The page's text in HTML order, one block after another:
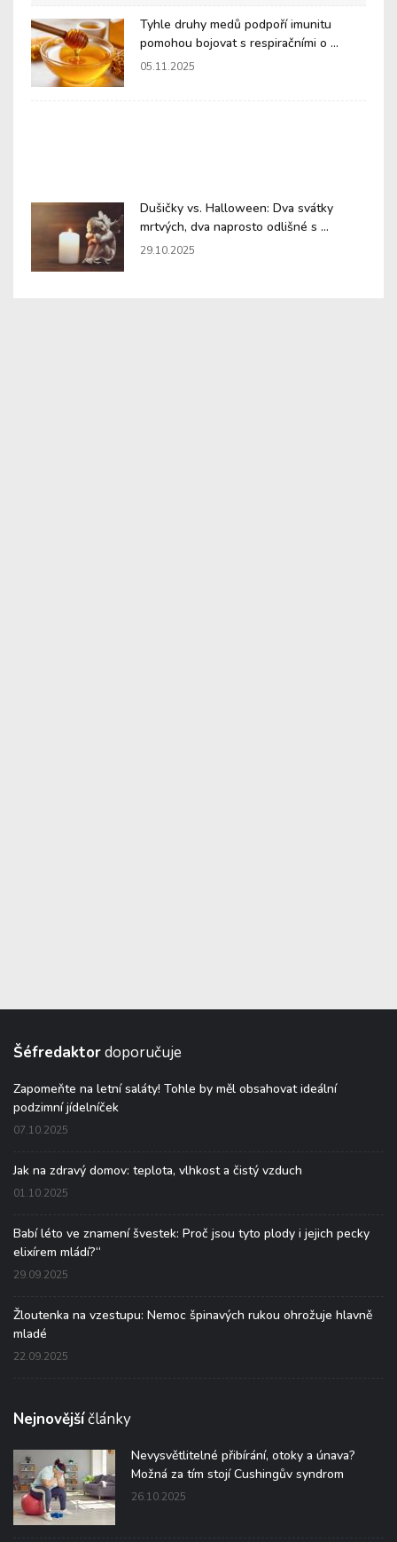
Tyhle druhy medů podpoří imunitu
pomohou bojovat s respiračními o ...
05.11.2025
Dušičky vs. Halloween: Dva svátky
mrtvých, dva naprosto odlišné s ...
29.10.2025
Šéfredaktordoporučuje
Zapomeňte na letní saláty! Tohle by měl obsahovat ideální
podzimní jídelníček
07.10.2025
Jak na zdravý domov: teplota, vlhkost a čistý vzduch
01.10.2025
Babí léto ve znamení švestek: Proč jsou tyto plody i jejich pecky
elixírem mládí?“
29.09.2025
Žloutenka na vzestupu: Nemoc špinavých rukou ohrožuje hlavně
mladé
22.09.2025
Nejnovějšíčlánky
Nevysvětlitelné přibírání, otoky a únava?
Možná za tím stojí Cushingův syndrom
26.10.2025